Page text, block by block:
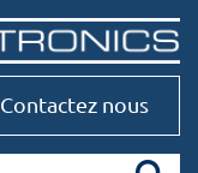
Contactez nous